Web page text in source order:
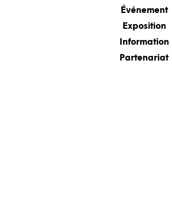
Événement
Exposition
Information
Partenariat